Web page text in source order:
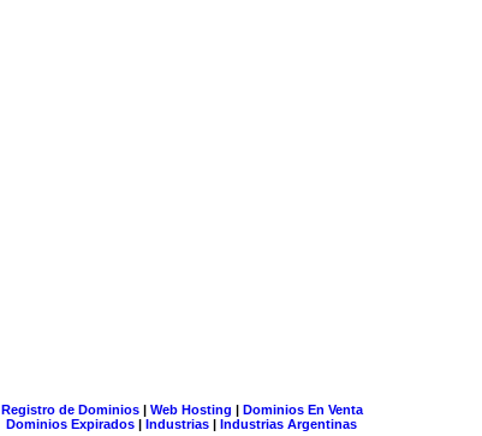
Registro de Dominios| Web Hosting | Dominios En Venta
Dominios Expirados | Industrias | Industrias Argentinas